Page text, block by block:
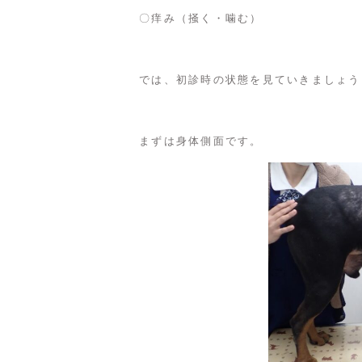
〇痒み（掻く・噛む）
では、初診時の状態を見ていきましょ
まずは身体側面です。